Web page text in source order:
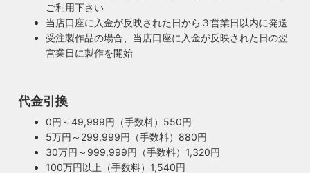
もしもの時も安心・製作担当者が修理を行いま
100年近く前のソケットも復活・特殊な絶縁体
ト。何十年、時には100年近く前のソケットシェルを使うこ
ともあります。ところが100年近く前のソケットに使われて
いたインシュレーター（絶縁体）はご覧の通り炭化してボロ
ご利用下さい
当店口座に入金が反映された日から３営業日以内に発送
受注製作品の場合、当店口座に入金が反映された日の翌
営業日に製作を開始
代金引換
0円～49,999円（手数料）550円
5万円～299,999円（手数料）880円
30万円～999,999円（手数料）1,320円
100万円以上（手数料）1,540円